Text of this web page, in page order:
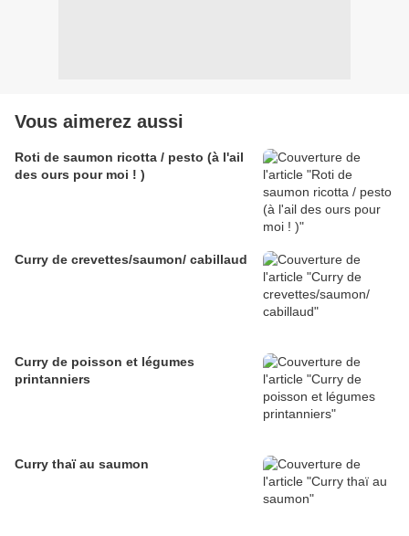
Vous aimerez aussi
Roti de saumon ricotta / pesto (à l'ail
des ours pour moi ! )
Curry de crevettes/saumon/ cabillaud
Curry de poisson et légumes
printanniers
Curry thaï au saumon